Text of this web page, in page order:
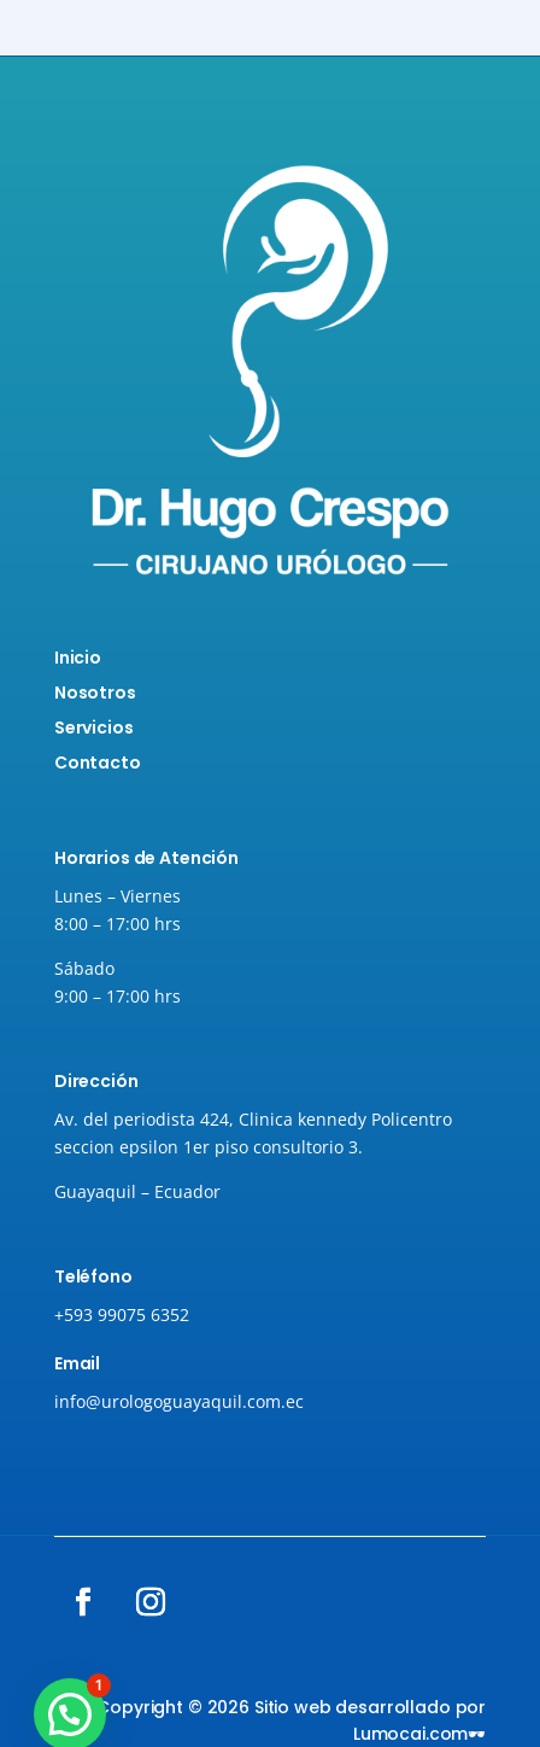
Inicio
Nosotros
Servicios
Contacto
Horarios de Atención
Lunes – Viernes
8:00 – 17:00 hrs
Sábado
9:00 – 17:00 hrs
Dirección
Av. del periodista 424, Clinica kennedy Policentro
seccion epsilon 1er piso consultorio 3.
Guayaquil – Ecuador
Teléfono
+593 99075 6352
Email
info@urologoguayaquil.com.ec
Copyright © 2026 Sitio web desarrollado por
Lumocai.com🕶
1